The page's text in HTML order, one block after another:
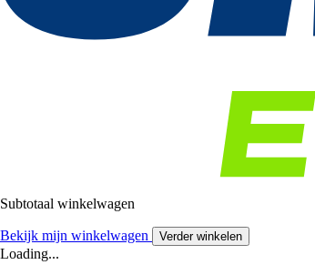
Subtotaal winkelwagen
Bekijk mijn winkelwagen Verder winkelen
Loading...